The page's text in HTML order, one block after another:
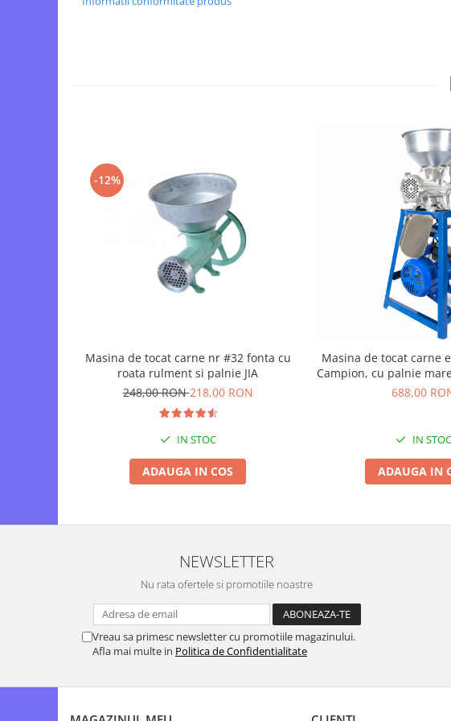
Granulatoare de furaje
-12%
Masina de tocat carne nr #32 fonta cu
roata rulment si palnie JIA
248,00 RON218,00 RON
IN STOC
ADAUGA IN COS
Masina de tocat carne
Campion, cu palnie
(CMP-
688,00
IN STOC
ADAUGA IN
NEWSLETTER
Nu rata ofertele si promotiile noastre
Vreau sa primesc newsletter cu promotiile magazinului.
Afla mai multe in Politica de Confidentialitate